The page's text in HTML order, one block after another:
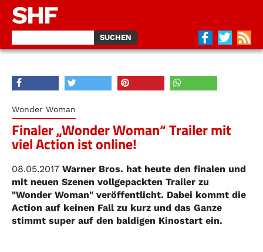
SHF
Wonder Woman
Finaler „Wonder Woman“ Trailer mit
viel Action ist online!
08.05.2017 Warner Bros. hat heute den finalen und
mit neuen Szenen vollgepackten Trailer zu
"Wonder Woman" veröffentlicht. Dabei kommt die
Action auf keinen Fall zu kurz und das Ganze
stimmt super auf den baldigen Kinostart ein.